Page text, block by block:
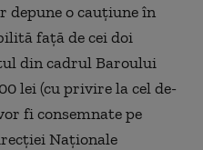
depune o cauțiune în
față de cei doi
din cadrul Baroului
lei (cu privire la cel de-
fi consemnate pe
Naționale